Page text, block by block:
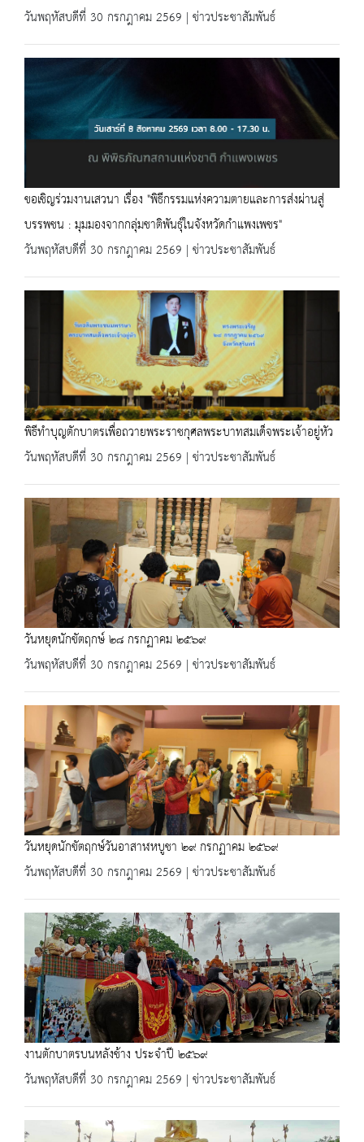
วันพฤหัสบดีที่ 30 กรกฎาคม 2569 | ข่าวประชาสัมพันธ์
ขอเชิญร่วมงานเสวนา เรื่อง "พิธีกรรมแห่งความตายและการส่งผ่านสู่
บรรพชน : มุมมองจากกลุ่มชาติพันธุ์ในจังหวัดกำแพงเพชร"
วันพฤหัสบดีที่ 30 กรกฎาคม 2569 | ข่าวประชาสัมพันธ์
พิธีทำบุญตักบาตรเพื่อถวายพระราชกุศลพระบาทสมเด็จพระเจ้าอยู่หัว
วันพฤหัสบดีที่ 30 กรกฎาคม 2569 | ข่าวประชาสัมพันธ์
วันหยุดนักขัตฤกษ์ ๒๘ กรกฏาคม ๒๕๖๙
วันพฤหัสบดีที่ 30 กรกฎาคม 2569 | ข่าวประชาสัมพันธ์
วันหยุดนักขัตฤกษ์วันอาสาฬหบูชา ๒๙ กรกฏาคม ๒๕๖๙
วันพฤหัสบดีที่ 30 กรกฎาคม 2569 | ข่าวประชาสัมพันธ์
งานตักบาตรบนหลังช้าง ประจำปี ๒๕๖๙
วันพฤหัสบดีที่ 30 กรกฎาคม 2569 | ข่าวประชาสัมพันธ์